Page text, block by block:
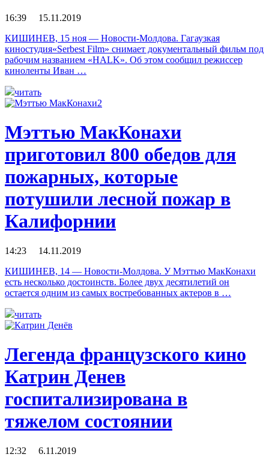
16:39 15.11.2019
КИШИНЕВ, 15 ноя — Новости-Молдова. Гагаузкая
киностудия«Serbest Film» снимает документальный фильм под
рабочим названием «HALK». Об этом сообщил режиссер
киноленты Иван …
читать
Мэттью МакКонахи
приготовил 800 обедов для
пожарных, которые
потушили лесной пожар в
Калифорнии
14:23 14.11.2019
КИШИНЕВ, 14 — Новости-Молдова. У Мэттью МакКонахи
есть несколько достоинств. Более двух десятилетий он
остается одним из самых востребованных актеров в …
читать
Легенда французского кино
Катрин Денев
госпитализирована в
тяжелом состоянии
12:32 6.11.2019